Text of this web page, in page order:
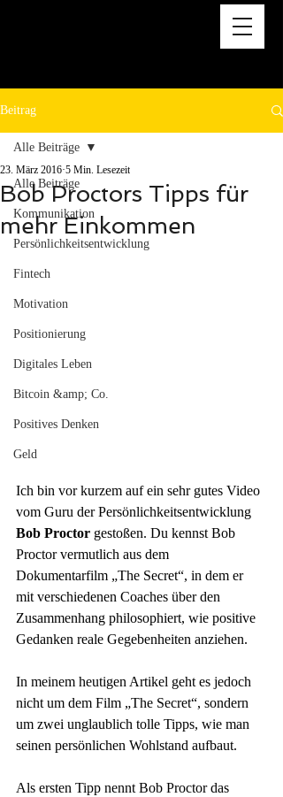
Beitrag
Alle Beiträge
Kommunikation
Persönlichkeitsentwicklung
Fintech
Motivation
Positionierung
Digitales Leben
Bitcoin &amp; Co.
Positives Denken
Geld
Alle Beiträge
Bob Proctors Tipps für
mehr Einkommen
23. März 2016 5 Min. Lesezeit
Ich bin vor kurzem auf ein sehr gutes Video
vom Guru der Persönlichkeitsentwicklung
Bob Proctor gestoßen. Du kennst Bob
Proctor vermutlich aus dem
Dokumentarfilm „The Secret“, in dem er
mit verschiedenen Coaches über den
Zusammenhang philosophiert, wie positive
Gedanken reale Gegebenheiten anziehen.
In meinem heutigen Artikel geht es jedoch
nicht um dem Film „The Secret“, sondern
um zwei unglaublich tolle Tipps, wie man
seinen persönlichen Wohlstand aufbaut.
Als ersten Tipp nennt Bob Proctor das